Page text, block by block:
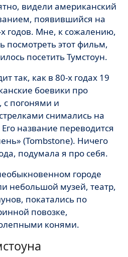
появившийся на
годов. Мне, к сожалению,
посмотреть этот фильм,
посетить Тумстоун.
так, как в 80-х годах 19
боевики про
с погонями и
снимались на
название переводится
(Tombstone). Ничего
подумала я про себя.
городе
небольшой музей, театр,
покатались по
повозке,
конями.